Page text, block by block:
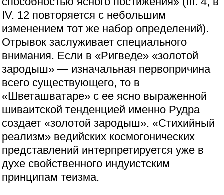
IV. 12 повторяется с небольшим
изменением тот же набор определений).
Отрывок заслуживает специального
внимания. Если в «Ригведе» «золотой
зародыш» — изначальная первопричина
всего существующего, то в
«Шветашватаре» с ее ясно выраженной
шиваитской тенденцией именно Рудра
создает «золотой зародыш». «Стихийный
реализм» ведийских космогонических
представлений интерпретируется уже в
духе свойственного индуистским
принципам теизма.